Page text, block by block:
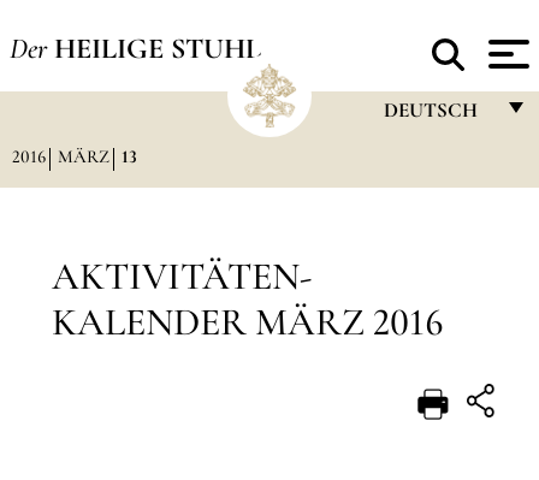
Der HEILIGE STUHL
DEUTSCH
DEUTSCH
2016 MÄRZ 13
AKTIVITÄTEN-
KALENDER MÄRZ 2016